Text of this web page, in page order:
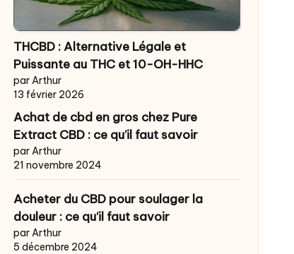
THCBD : Alternative Légale et
Puissante au THC et 10-OH-HHC
par Arthur
13 février 2026
Achat de cbd en gros chez Pure
Extract CBD : ce qu’il faut savoir
par Arthur
21 novembre 2024
Acheter du CBD pour soulager la
douleur : ce qu’il faut savoir
par Arthur
5 décembre 2024